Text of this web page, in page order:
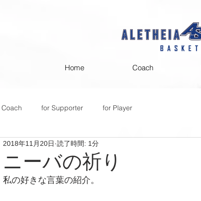
Home Coach
for Supporter for Player
ニーバの祈り
2018年11月20日 読了時間: 1分
私の好きな言葉の紹介。